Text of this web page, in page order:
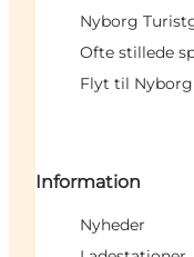
Nyborg
Ofte stillede
Flyt til Nyborg
Information
Nyheder